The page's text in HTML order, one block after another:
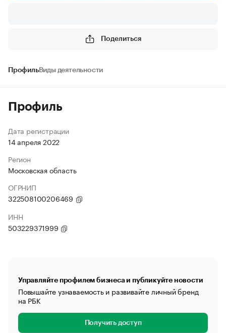
Поделиться
ПрофильВиды деятельности
Профиль
Дата регистрации
14 апреля 2022
Регион
Московская область
ОГРНИП
322508100206469
ИНН
503229371999
Управляйте профилем бизнеса и публикуйте новости
Повышайте узнаваемость и развивайте личный бренд
на РБК
Получить доступ